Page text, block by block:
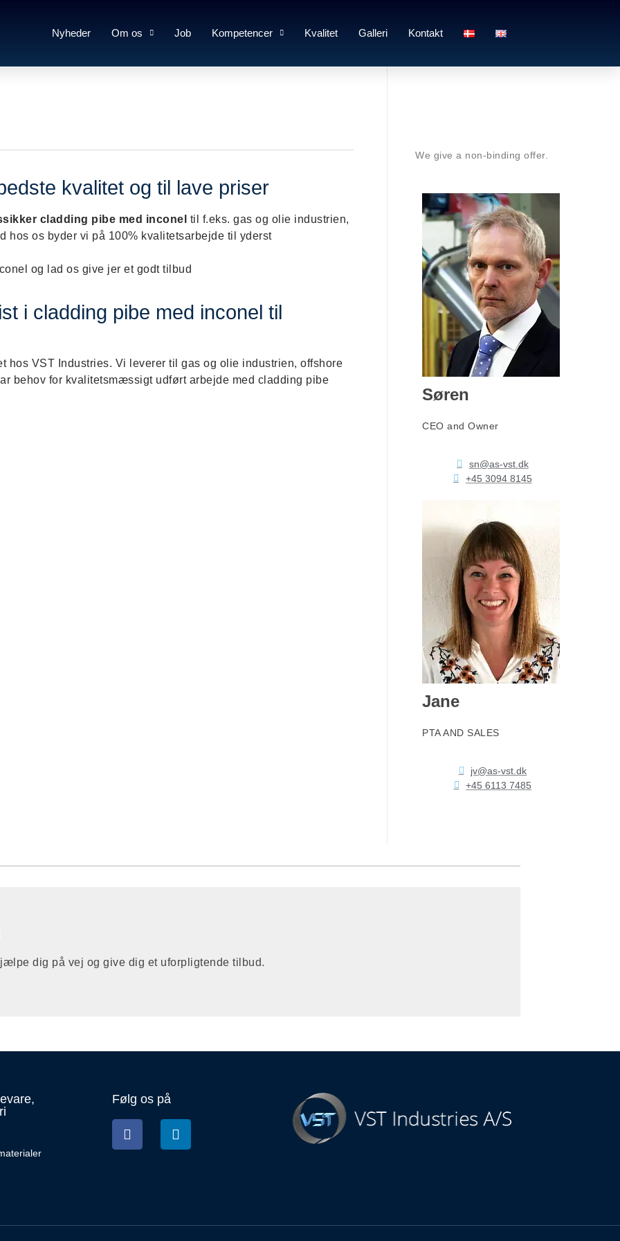
Nyheder Om os Job Kompetencer Kvalitet Galleri Kontakt
kvalitet og til lave priser
cladding pibe med inconel til f.eks. gas og olie industrien,
hos os byder vi på 100% kvalitetsarbejde til yderst
og lad os give jer et godt tilbud
i cladding pibe med inconel til
hos VST Industries. Vi leverer til gas og olie industrien, offshore
behov for kvalitetsmæssigt udført arbejde med cladding pibe
We give a non-binding offer.
Søren
CEO and Owner
sn@as-vst.dk
+45 3094 8145
Jane
PTA AND SALES
jv@as-vst.dk
+45 6113 7485
dig på vej og give dig et uforpligtende tilbud.
Følg os på